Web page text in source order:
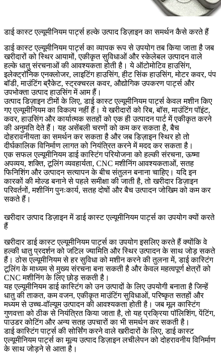
डाई कास्ट एल्यूमीनियम पार्ट्स हल्के उत्पाद डिज़ाइन का समर्थन कैसे करते हैं
डाई कास्ट एल्यूमीनियम पार्ट्सका व्यापक रूप से उपयोग तब किया जाता है जब
खरीदारों को स्थिर आयामों, एकीकृत सुविधाओं और स्केलेबल उत्पादन वाले
हल्के धातु संरचनाओं की आवश्यकता होती है। ये ऑटोमोटिव हाउसिंग,
इलेक्ट्रॉनिक एनक्लोजर, लाइटिंग हाउसिंग, हीट सिंक हाउसिंग, मोटर कवर, पंप
बॉडी, माउंटिंग ब्रैकेट, स्ट्रक्चरल कवर, औद्योगिक उपकरण पार्ट्स और
उपभोक्ता उत्पाद हाउसिंग में आम हैं।
उत्पाद डिज़ाइन टीमों के लिए, डाई कास्ट एल्यूमीनियम पार्ट्स केवल मशीन किए
गए एल्यूमीनियम का विकल्प नहीं हैं। ये खरीदारों को रिब, बॉस, माउंटिंग पॉइंट,
कवर, हाउसिंग और कार्यात्मक सतहों को एक ही उत्पादन पार्ट में एकीकृत करने
की अनुमति देते हैं। यह असेंबली चरणों को कम कर सकता है, बैच
दोहरावनीयता का समर्थन कर सकता है और जब डिज़ाइन स्थिर हो तो
दीर्घकालिक विनिर्माण लागत को नियंत्रित करने में मदद कर सकता है।
एक सफल एल्यूमीनियम डाई कास्टिंग परियोजना को हल्की संरचना, ऊष्मा
अपव्यय, शक्ति, टूलिंग व्यवहार्यता, CNC मशीनिंग आवश्यकताओं, सतह
फिनिशिंग और उत्पादन सत्यापन के बीच संतुलन बनाना चाहिए। यदि इन
कारकों की मोल्ड बनाने से पहले समीक्षा की जाती है, तो खरीदार डिज़ाइन
परिवर्तनों, मशीनिंग पुनःकार्य, सतह दोषों और बैच उत्पादन जोखिम को कम कर
सकते हैं।
खरीदार उत्पाद डिज़ाइन में डाई कास्ट एल्यूमीनियम पार्ट्स का उपयोग क्यों करते
हैं
खरीदार डाई कास्ट एल्यूमीनियम पार्ट्स का उपयोग इसलिए करते हैं क्योंकि वे
हल्की धातु प्रदर्शन को जटिल ज्यामिति और स्थिर उत्पादन के साथ जोड़ सकते
हैं। ठोस एल्यूमीनियम से हर सुविधा को मशीन करने की तुलना में, डाई कास्टिंग
टूलिंग के माध्यम से मुख्य संरचना बना सकती है और केवल महत्वपूर्ण क्षेत्रों को
CNC मशीनिंग के लिए छोड़ सकती है।
यह एल्यूमीनियम डाई कास्टिंग को उन उत्पादों के लिए उपयोगी बनाता है जिन्हें
धातु की ताकत, कम वजन, एकीकृत माउंटिंग सुविधाओं, परिष्कृत सतहों और
मध्यम से उच्च-वॉल्यूम उत्पादन की आवश्यकता होती है। जब मूल कास्टिंग
गुणवत्ता को ठीक से नियंत्रित किया जाता है, तो यह प्रक्रिया पॉलिशिंग, पेंटिंग,
पाउडर कोटिंग और अन्य सतह उपचारों का भी समर्थन कर सकती है।
डाई कास्टिंग पार्ट्सकी सोर्सिंग करने वाले खरीदारों के लिए, डाई कास्ट
एल्यूमीनियम पार्ट्स का मूल्य उत्पाद डिज़ाइन लचीलेपन को दोहरावनीय विनिर्माण
के साथ जोड़ने से आता है।